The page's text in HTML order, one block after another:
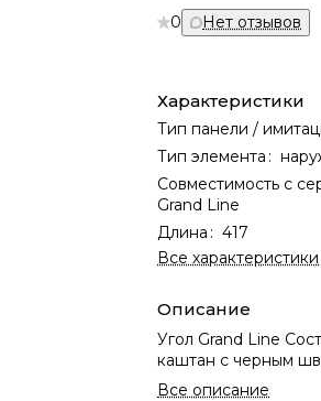
0 Нет отзывов
Характеристики
Тип панели /
Тип элемента :
Совместимость с
Grand Line
Длина : 417
Все характеристики
Описание
Угол Grand Line
каштан с черным
Все описание